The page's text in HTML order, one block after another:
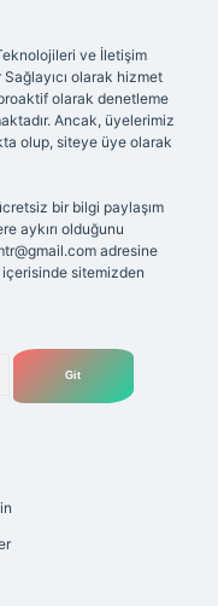
ve İletişim
olarak hizmet
olarak denetleme
Ancak, üyelerimiz
olup, siteye üye olarak
bir bilgi paylaşım
aykırı olduğunu
adresine
sitemizden